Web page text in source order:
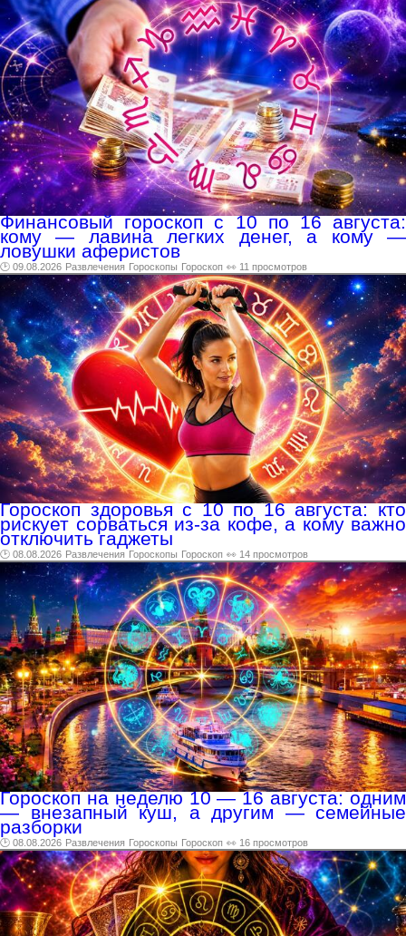
Финансовый гороскоп с 10 по 16 августа:
кому — лавина легких денег, а кому —
ловушки аферистов
🕑 09.08.2026 Развлечения Гороскопы Гороскоп 👀 11 просмотров
Гороскоп здоровья с 10 по 16 августа: кто
рискует сорваться из-за кофе, а кому важно
отключить гаджеты
🕑 08.08.2026 Развлечения Гороскопы Гороскоп 👀 14 просмотров
Гороскоп на неделю 10 — 16 августа: одним
— внезапный куш, а другим — семейные
разборки
🕑 08.08.2026 Развлечения Гороскопы Гороскоп 👀 16 просмотров